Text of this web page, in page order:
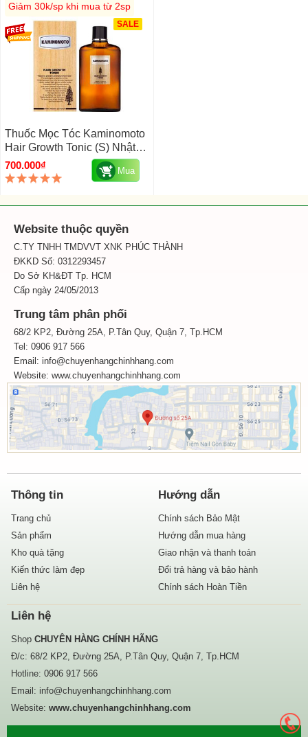
SALE
Giảm 30k/sp khi mua từ 2sp
Thuốc Mọc Tóc Kaminomoto
Hair Growth Tonic (S) Nhật
Bản
700.000₫ Mua
Website thuộc quyền
C.TY TNHH TMDVVT XNK PHÚC THÀNH
ĐKKD Số: 0312293457
Do Sở KH&ĐT Tp. HCM
Cấp ngày 24/05/2013
Trung tâm phân phối
68/2 KP2, Đường 25A, P.Tân Quy, Quận 7, Tp.HCM
Tel: 0906 917 566
Email: info@chuyenhangchinhhang.com
Website: www.chuyenhangchinhhang.com
Thông tin
Trang chủ
Sản phẩm
Kho quà tặng
Kiến thức làm đẹp
Liên hệ
Hướng dẫn
Chính sách Bảo Mật
Hướng dẫn mua hàng
Giao nhận và thanh toán
Đổi trả hàng và bảo hành
Chính sách Hoàn Tiền
Liên hệ
Shop CHUYÊN HÀNG CHÍNH HÃNG
Đ/c: 68/2 KP2, Đường 25A, P.Tân Quy, Quận 7, Tp.HCM
Hotline: 0906 917 566
Email: info@chuyenhangchinhhang.com
Website: www.chuyenhangchinhhang.com